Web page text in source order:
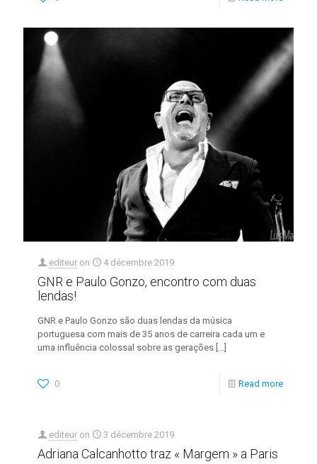
editeur on 4 décembre 2019
GNR e Paulo Gonzo, encontro com duas
lendas!
GNR e Paulo Gonzo são duas lendas da música
portuguesa com mais de 35 anos de carreira cada um e
uma influência colossal sobre as gerações […]
0 Read more
editeur on 3 décembre 2019
Adriana Calcanhotto traz « Margem » a Paris